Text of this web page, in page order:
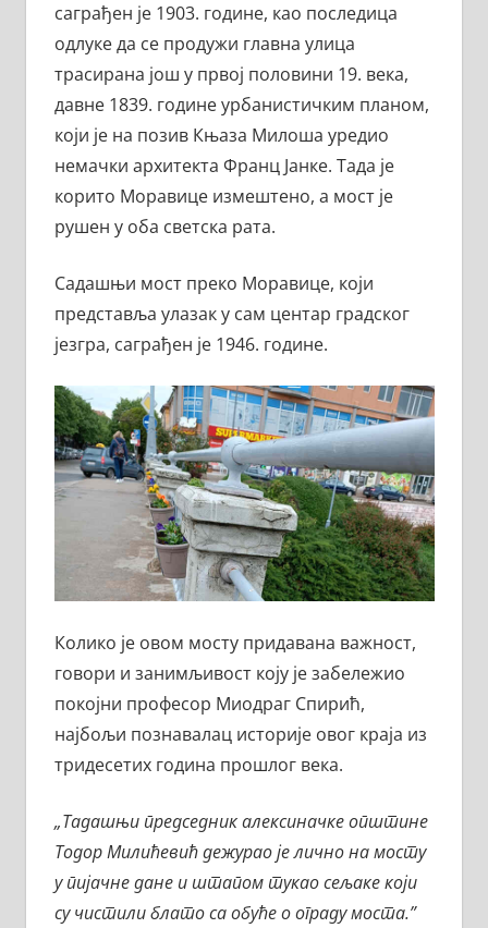
саграђен је 1903. године, као последица
одлуке да се продужи главна улица
трасирана још у првој половини 19. века,
давне 1839. године урбанистичким планом,
који је на позив Књаза Милоша уредио
немачки архитекта Франц Јанке. Тада је
корито Моравице измештено, а мост је
рушен у оба светска рата.
Садашњи мост преко Моравице, који
представља улазак у сам центар градског
језгра, саграђен је 1946. године.
Колико је овом мосту придавана важност,
говори и занимљивост коју је забележио
покојни професор Миодраг Спирић,
најбољи познавалац историје овог краја из
тридесетих година прошлог века.
„Тадашњи председник алексиначке општине
Тодор Милићевић дежурао је лично на мосту
у пијачне дане и штапом тукао сељаке који
су чистили блато са обуће о ограду моста.”